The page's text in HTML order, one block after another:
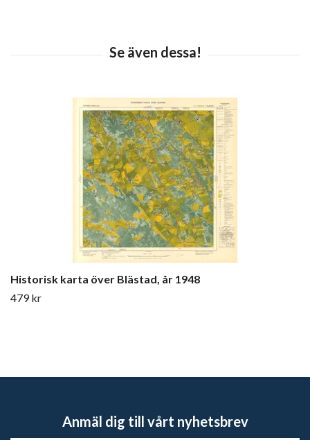
Historisk karta över Blästad, år 1948
479 kr
Anmäl dig till vårt nyhetsbrev